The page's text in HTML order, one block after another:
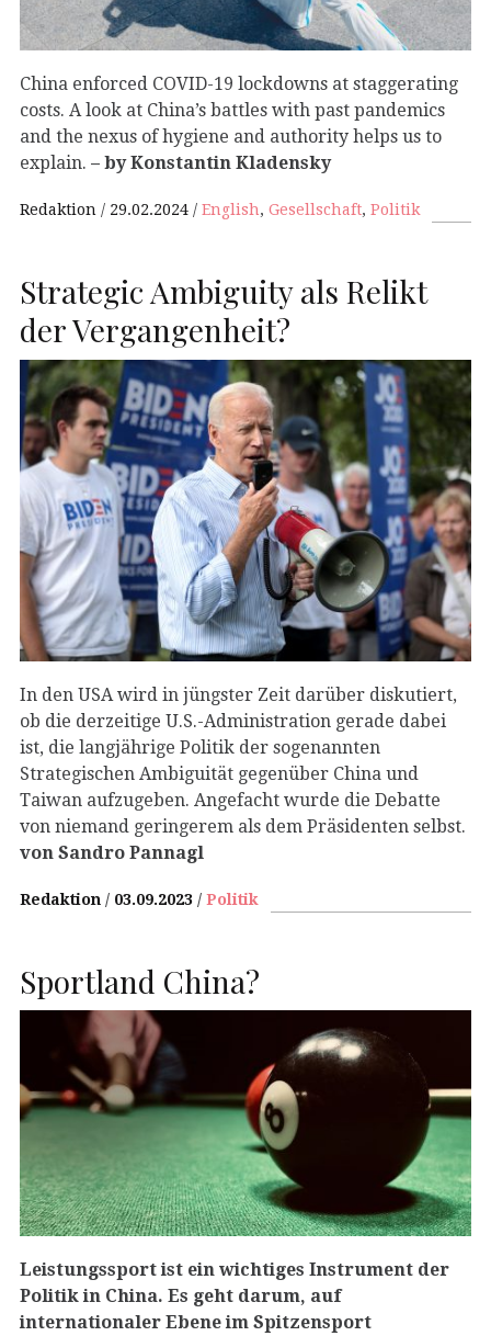
China enforced COVID-19 lockdowns at staggerating
costs. A look at China’s battles with past pandemics
and the nexus of hygiene and authority helps us to
explain. – by Konstantin Kladensky
Redaktion 29.02.2024 English, Gesellschaft, Politik
Strategic Ambiguity als Relikt
der Vergangenheit?
In den USA wird in jüngster Zeit darüber diskutiert,
ob die derzeitige U.S.-Administration gerade dabei
ist, die langjährige Politik der sogenannten
Strategischen Ambiguität gegenüber China und
Taiwan aufzugeben. Angefacht wurde die Debatte
von niemand geringerem als dem Präsidenten selbst.
von Sandro Pannagl
Redaktion 03.09.2023 Politik
Sportland China?
Leistungssport ist ein wichtiges Instrument der
Politik in China. Es geht darum, auf
internationaler Ebene im Spitzensport